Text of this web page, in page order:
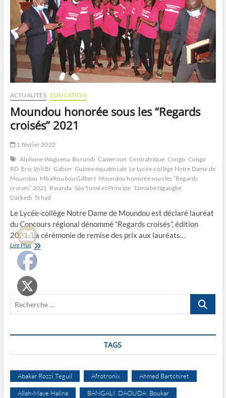
ACTUALITÉS EDUCATION
Moundou honorée sous les “Regards
croisés” 2021
1 février 2022
Alphone Waguena Burundi Cameroun Centrafrique Congo Congo
RD Eric Voli Bi Gabon Guinée équatoriale Le Lycée-collège Notre Dame de
Moundou Mbaïkoubou Gilbert Moundou honorée sous les “Regards
croisés” 2021 Rwanda Sao Tomé et Principe Tamaïbé Ngangbé
Darkedi Tchad
Le Lycée-collège Notre Dame de Moundou est déclaré lauréat
du Concours régional dénommé “Regards croisés”, édition
2021. La cérémonie de remise des prix aux lauréats…
Lire PlusMoundou
honorée
sous
les
“Regards
croisés”
Recherche
TAGS
Abakar Rozzi Teguil Afrotronix Ahmed Bartchiret
Allah-Maye Halina BANGALI DAOUDA Boukar